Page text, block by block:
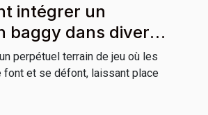
intégrer un
baggy dans divers
perpétuel terrain de jeu où les
font et se défont, laissant place